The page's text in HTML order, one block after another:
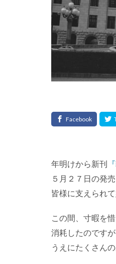
年明けから新刊
５月２７日の発
皆様に支えられ
この間、寸暇を
消耗したのです
うえにたくさん